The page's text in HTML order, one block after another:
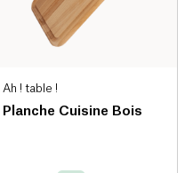
Ah ! table !
Planche Cuisine Bois